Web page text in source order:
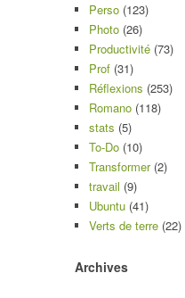
Perso (123)
Photo (26)
Productivité (73)
Prof (31)
Réflexions (253)
Romano (118)
stats (5)
To-Do (10)
Transformer(2)
travail (9)
Ubuntu (41)
Verts de terre (22)
Archives